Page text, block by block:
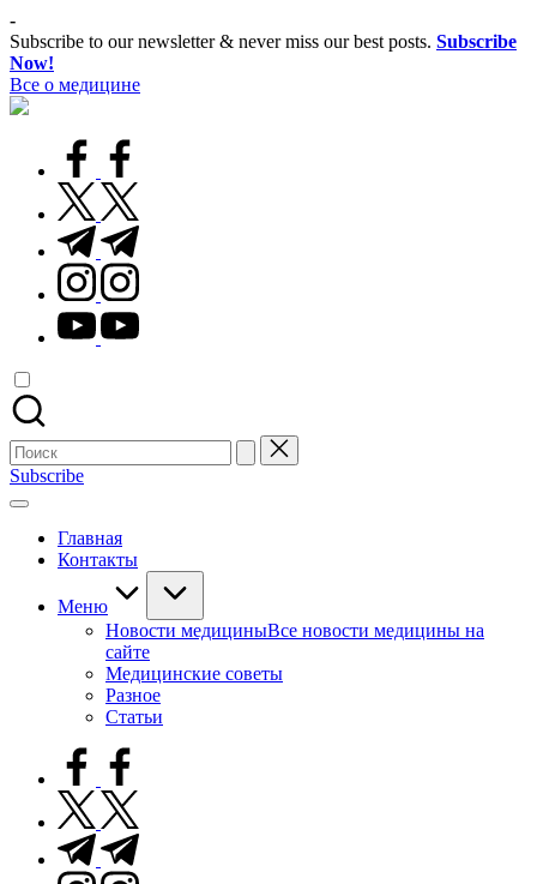
Перейти
к
содержимому
-
Subscribe to our newsletter & never miss our best posts. Subscribe
Now!
Все о медицине
Лечитесь
facebook.com
twitter.com
t.me
instagram.com
youtube.com
Поиск
для:
Subscribe
Главная
Контакты
Меню
Новости медициныВсе новости медицины на
сайте
Медицинские советы
Разное
Статьи
facebook.com
twitter.com
t.me
instagram.com